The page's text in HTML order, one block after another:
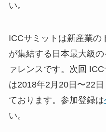
い。
ICCサミットは新産業の
が集結する日本最大級
ァレンスです。次回
は2018年2月20日〜22
ております。参加登録は
い。